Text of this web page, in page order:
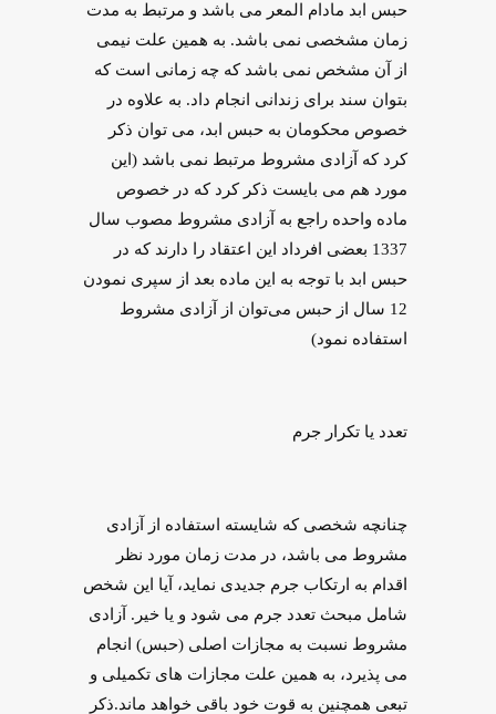
حبس ابد مادام‌ المعر می باشد و مرتبط به مدت
زمان مشخصی نمی باشد. به همین علت نیمی
از آن مشخص نمی باشد که چه زمانی است که
بتوان سند برای زندانی انجام داد. به علاوه در
خصوص محکومان به حبس ابد، می توان ذکر
کرد که آزادی مشروط مرتبط نمی باشد (این
مورد هم می بایست ذکر کرد که در خصوص
ماده واحده راجع به آزادی مشروط مصوب سال
1337 بعضی افرداد این اعتقاد را دارند که در
حبس ابد با توجه به این ماده بعد از سپری نمودن
12 سال از حبس می‌توان از آزادی مشروط
استفاده نمود)
تعدد یا تکرار جرم
چنانچه شخصی که شایسته استفاده از آزادی
مشروط می باشد، در مدت زمان مورد نظر
اقدام به ارتکاب جرم جدیدی نماید، آیا این شخص
شامل مبحث تعدد جرم می شود و یا خیر. آزادی
مشروط نسبت به مجازات اصلی (حبس) انجام
می پذیرد، به همین علت مجازات‌ های تکمیلی و
تبعی همچنین به قوت خود باقی خواهد ماند.ذکر